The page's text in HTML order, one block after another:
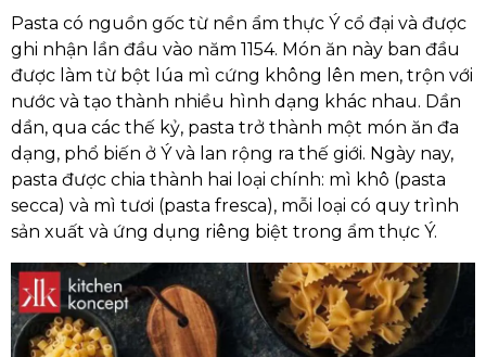
Pasta có nguồn gốc từ nền ẩm thực Ý cổ đại và được
ghi nhận lần đầu vào năm 1154. Món ăn này ban đầu
được làm từ bột lúa mì cứng không lên men, trộn với
nước và tạo thành nhiều hình dạng khác nhau. Dần
dần, qua các thế kỷ, pasta trở thành một món ăn đa
dạng, phổ biến ở Ý và lan rộng ra thế giới. Ngày nay,
pasta được chia thành hai loại chính: mì khô (pasta
secca) và mì tươi (pasta fresca), mỗi loại có quy trình
sản xuất và ứng dụng riêng biệt trong ẩm thực Ý.